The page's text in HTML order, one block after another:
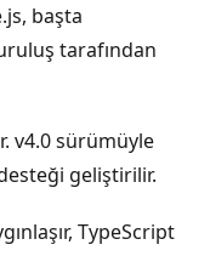
başta
tarafından
v4.0 sürümüyle
geliştirilir.
TypeScript